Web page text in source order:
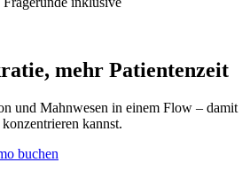
mehr Patientenzeit
und Mahnwesen in einem Flow – damit
kannst.
buchen